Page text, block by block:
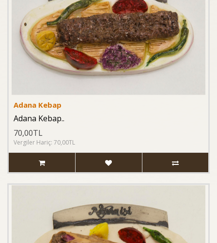
Adana Kebap
Adana Kebap..
70,00TL
Vergiler Hariç: 70,00TL